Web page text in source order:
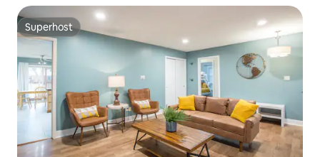
Superhost
Superhost